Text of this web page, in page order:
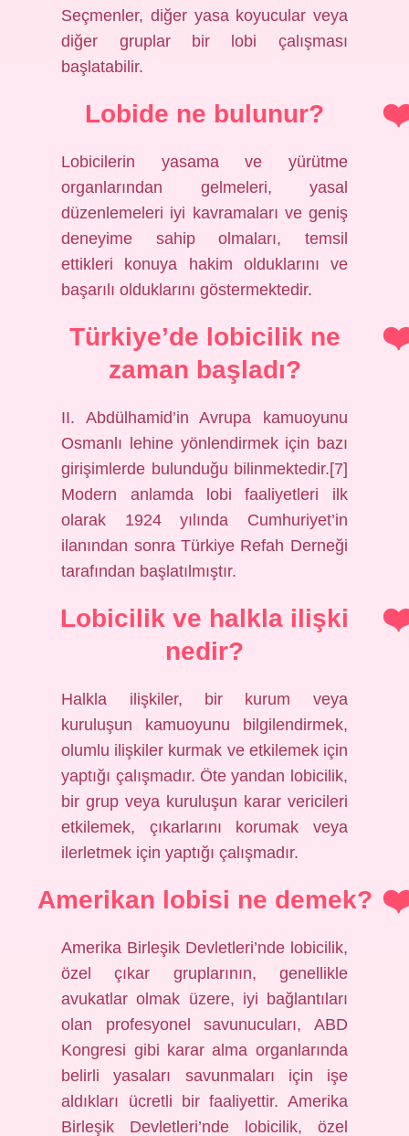
Seçmenler, diğer yasa koyucular veya
diğer gruplar bir lobi çalışması
başlatabilir.
Lobide ne bulunur?
Lobicilerin yasama ve yürütme
organlarından gelmeleri, yasal
düzenlemeleri iyi kavramaları ve geniş
deneyime sahip olmaları, temsil
ettikleri konuya hakim olduklarını ve
başarılı olduklarını göstermektedir.
Türkiye’de lobicilik ne
zaman başladı?
II. Abdülhamid’in Avrupa kamuoyunu
Osmanlı lehine yönlendirmek için bazı
girişimlerde bulunduğu bilinmektedir.[7]
Modern anlamda lobi faaliyetleri ilk
olarak 1924 yılında Cumhuriyet’in
ilanından sonra Türkiye Refah Derneği
tarafından başlatılmıştır.
Lobicilik ve halkla ilişki
nedir?
Halkla ilişkiler, bir kurum veya
kuruluşun kamuoyunu bilgilendirmek,
olumlu ilişkiler kurmak ve etkilemek için
yaptığı çalışmadır. Öte yandan lobicilik,
bir grup veya kuruluşun karar vericileri
etkilemek, çıkarlarını korumak veya
ilerletmek için yaptığı çalışmadır.
Amerikan lobisi ne demek?
Amerika Birleşik Devletleri’nde lobicilik,
özel çıkar gruplarının, genellikle
avukatlar olmak üzere, iyi bağlantıları
olan profesyonel savunucuları, ABD
Kongresi gibi karar alma organlarında
belirli yasaları savunmaları için işe
aldıkları ücretli bir faaliyettir. Amerika
Birleşik Devletleri’nde lobicilik, özel